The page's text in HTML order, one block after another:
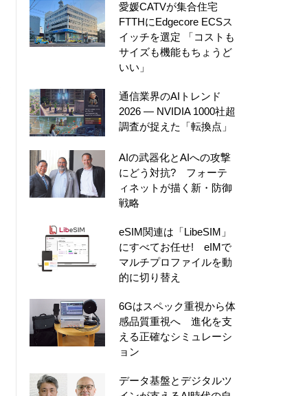
愛媛CATVが集合住宅
FTTHにEdgecore ECSス
イッチを選定 「コストも
サイズも機能もちょうど
いい」
通信業界のAIトレンド
2026 ― NVIDIA 1000社超
調査が捉えた「転換点」
AIの武器化とAIへの攻撃
にどう対抗? フォーテ
ィネットが描く新・防御
戦略
eSIM関連は「LibeSIM」
にすべてお任せ! eIMで
マルチプロファイルを動
的に切り替え
6Gはスペック重視から体
感品質重視へ 進化を支
える正確なシミュレーシ
ョン
データ基盤とデジタルツ